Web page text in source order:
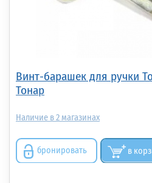
Винт-барашек для ручки
Тонар
2
бронировать в